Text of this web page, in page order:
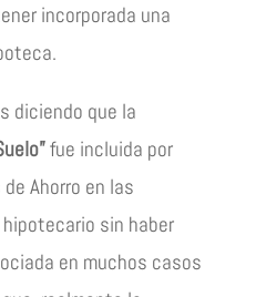
incorporada una
diciendo que la
fue incluida por
Ahorro en las
sin haber
en muchos casos